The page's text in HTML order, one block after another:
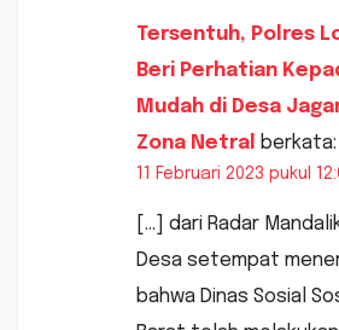
Tersentuh, Polres
Beri Perhatian
Mudah di Desa
Zona Netral
berkata:
11 Februari 2023 pukul
[…] dari Radar
Desa setempat
bahwa Dinas Sosial